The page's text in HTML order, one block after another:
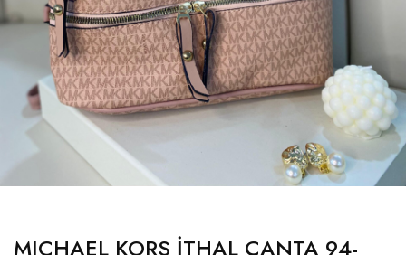
MICHAEL KORS İTHAL ÇANTA 94-